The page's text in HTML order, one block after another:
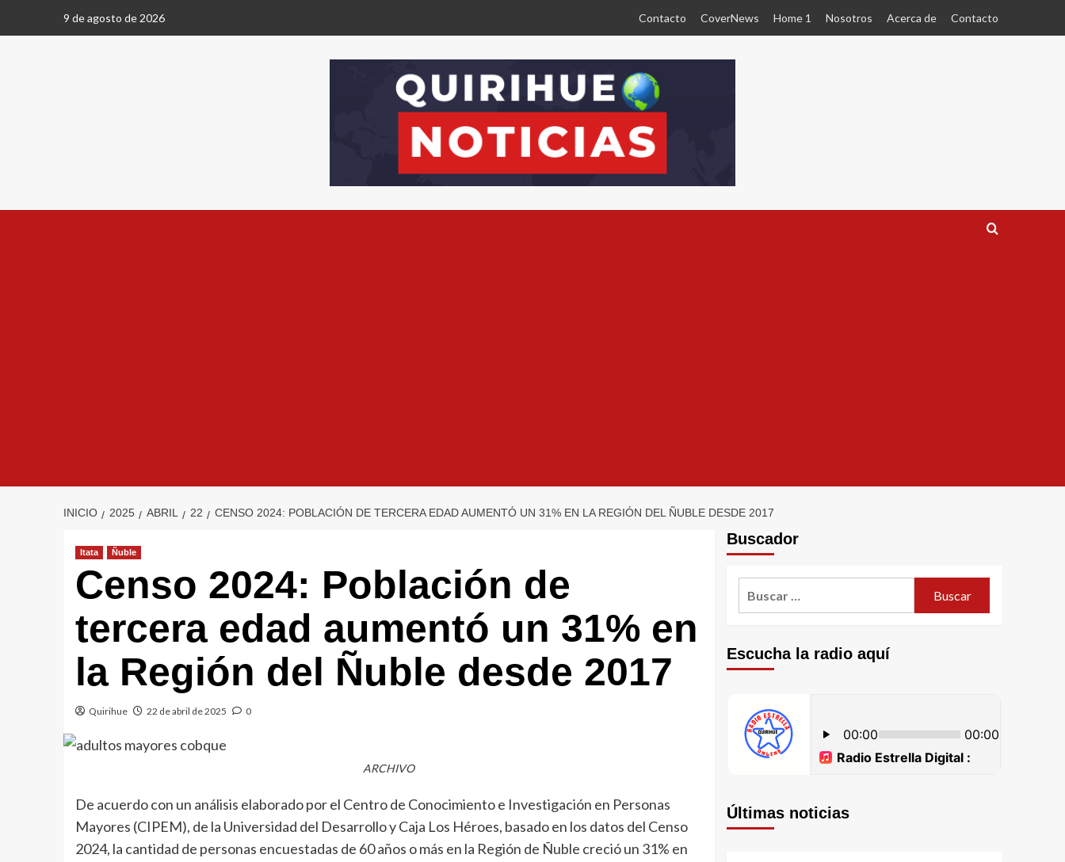
9 de agosto de 2026 Contacto CoverNews Home 1 Nosotros Acerca de Contacto
INICIO 2025 ABRIL 22 CENSO 2024: POBLACIÓN DE TERCERA EDAD AUMENTÓ UN 31% EN LA REGIÓN DEL ÑUBLE DESDE 2017
Itata Ñuble
Censo 2024: Población de
tercera edad aumentó un 31% en
la Región del Ñuble desde 2017
Quirihue 22 de abril de 2025 0
ARCHIVO
De acuerdo con un análisis elaborado por el Centro de Conocimiento e Investigación en Personas
Mayores (CIPEM), de la Universidad del Desarrollo y Caja Los Héroes, basado en los datos del Censo
2024, la cantidad de personas encuestadas de 60 años o más en la Región de Ñuble creció un 31% en
Buscador
Escucha la radio aquí
Últimas noticias